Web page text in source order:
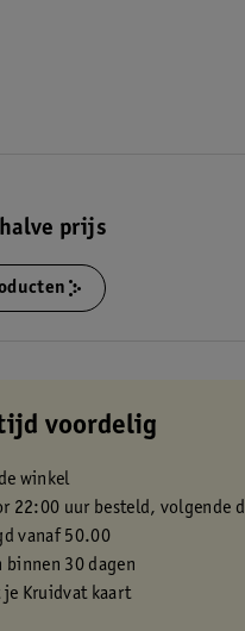
prijs
voordelig
winkel
22:00 uur besteld, volgende
vanaf 50.00
binnen 30 dagen
je Kruidvat kaart